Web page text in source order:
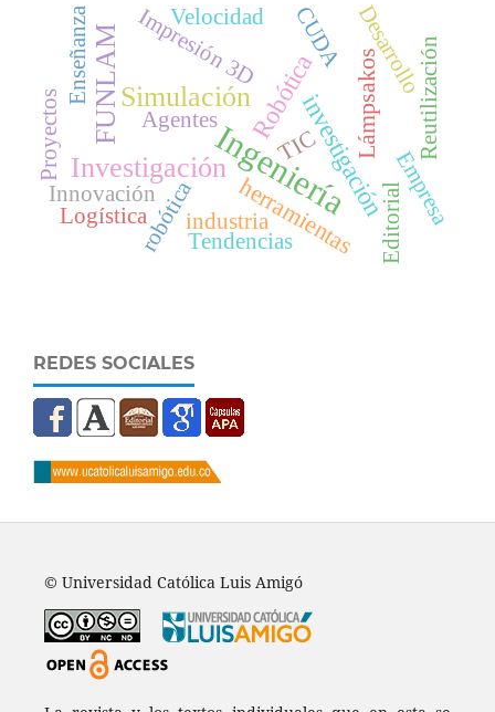
Ingeniería
Investigación
Simulación
FUNLAM Robóticainvestigación
herramientas
Lámpsakos
Impresión 3D
Agentes
Desarrollo
robótica
Velocidad CUDA
industria Editorial
Enseñanza
Tendencias
Reutilización
Innovación
TIC
Empresa
Logística
Proyectos
REDES SOCIALES
© Universidad Católica Luis Amigó